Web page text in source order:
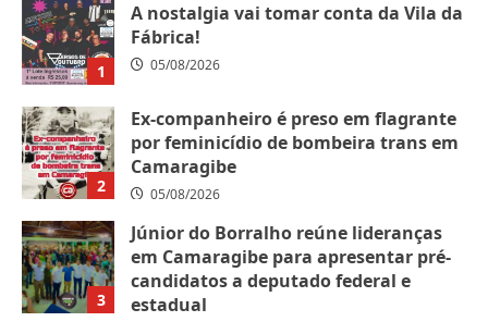
1
A nostalgia vai tomar conta da Vila da
Fábrica!
05/08/2026
2
Ex-companheiro é preso em flagrante
por feminicídio de bombeira trans em
Camaragibe
05/08/2026
3
Júnior do Borralho reúne lideranças
em Camaragibe para apresentar pré-
candidatos a deputado federal e
estadual